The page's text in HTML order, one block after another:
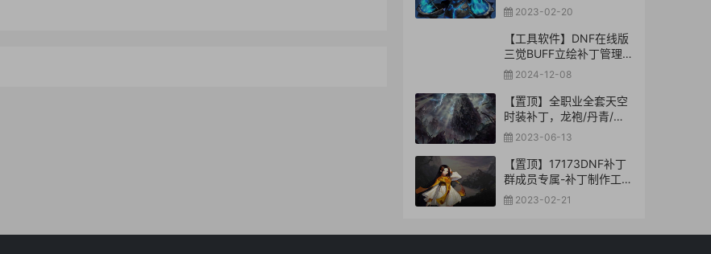
司南玉荣辟邪玉未央补丁
库【合集下载】
2023-02-20
【工具软件】DNF在线版
三觉BUFF立绘补丁管理
转换工具
2024-12-08
【置顶】全职业全套天空
时装补丁，龙袍/丹青/鸟
人/神器/深渊骑士-等等
2023-06-13
【置顶】17173DNF补丁
群成员专属-补丁制作工具
库【合集下载】
2023-02-21